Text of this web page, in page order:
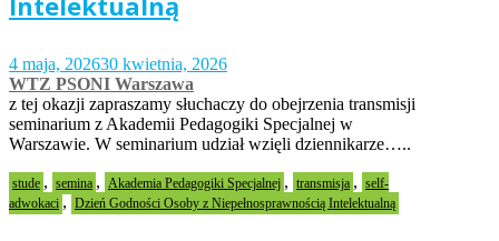
4 maja, 202630 kwietnia, 2026
WTZ PSONI Warszawa
z tej okazji zapraszamy słuchaczy do obejrzenia transmisji
seminarium z Akademii Pedagogiki Specjalnej w
Warszawie. W seminarium udział wzięli dziennikarze…..
stude , semina , Akademia Pedagogiki Specjalnej , transmisja , self-
adwokaci , Dzień Godności Osoby z Niepełnosprawnością Intelektualną